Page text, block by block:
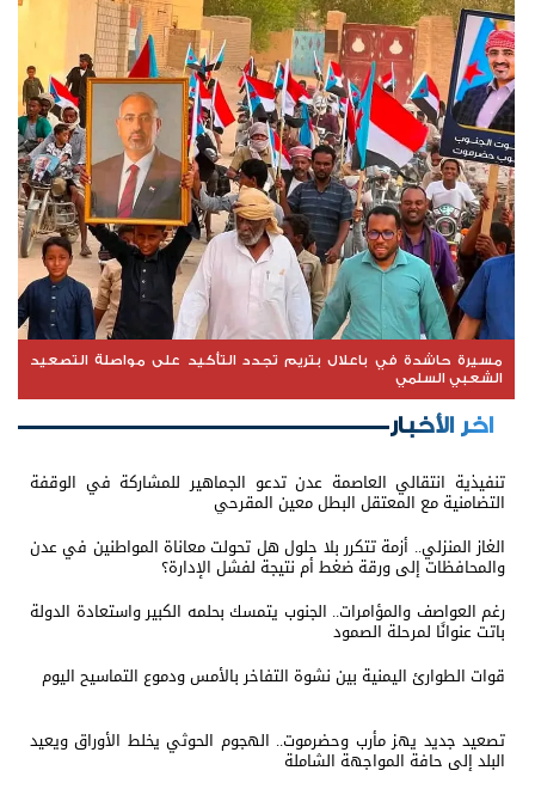
مسيرة حاشدة في باعلال بتريم تجدد التأكيد على مواصلة التصعيد
الشعبي السلمي
اخر الأخبار
تنفيذية انتقالي العاصمة عدن تدعو الجماهير للمشاركة في الوقفة
التضامنية مع المعتقل البطل معين المقرحي
الغاز المنزلي.. أزمة تتكرر بلا حلول هل تحولت معاناة المواطنين في عدن
والمحافظات إلى ورقة ضغط أم نتيجة لفشل الإدارة؟
رغم العواصف والمؤامرات.. الجنوب يتمسك بحلمه الكبير واستعادة الدولة
باتت عنوانًا لمرحلة الصمود
قوات الطوارئ اليمنية بين نشوة التفاخر بالأمس ودموع التماسيح اليوم
تصعيد جديد يهز مأرب وحضرموت.. الهجوم الحوثي يخلط الأوراق ويعيد
البلد إلى حافة المواجهة الشاملة